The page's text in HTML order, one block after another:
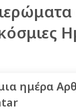
ημέρα